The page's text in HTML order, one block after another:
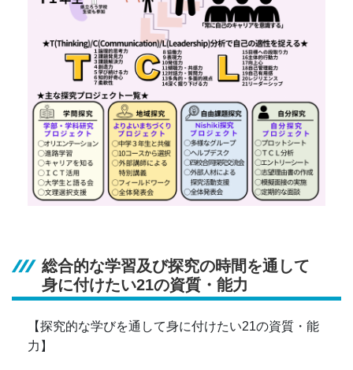
総合的な学習及び探究の時間を通して
身に付けたい21の資質・能力
【探究的な学びを通して身に付けたい21の資質・能
力】